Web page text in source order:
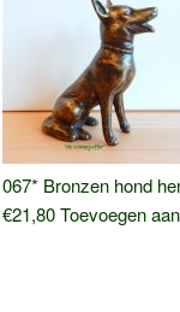
067* Bronzen hond
€21,80 Toevoegen